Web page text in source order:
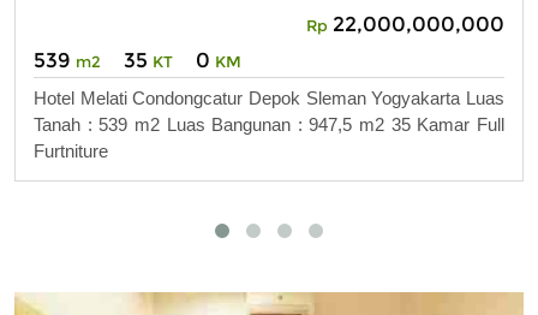
Rp 22,000,000,000
539 m2 35 KT 0 KM
Hotel Melati Condongcatur Depok Sleman Yogyakarta Luas
Tanah : 539 m2 Luas Bangunan : 947,5 m2 35 Kamar Full
Furtniture